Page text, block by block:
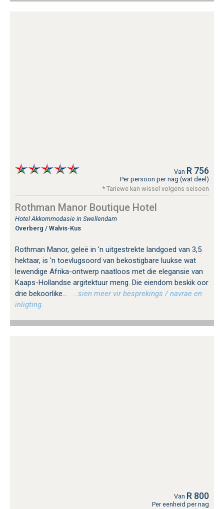
Van R 756
Per persoon per nag (wat deel)
* Tariewe kan wissel volgens seisoen
Rothman Manor Boutique Hotel
Hotel Akkommodasie in Swellendam
Overberg / Walvis-Kus
Rothman Manor, geleë in 'n uitgestrekte landgoed van 3,5
hektaar, is 'n toevlugsoord van bekostigbare luukse wat
lewendige Afrika-ontwerp naatloos met die elegansie van
Kaaps-Hollandse argitektuur meng. Die eiendom beskik oor
drie bekoorlike...
…sien meer vir besprekings / navrae en
inligting.
Van R 800
Per eenheid per nag